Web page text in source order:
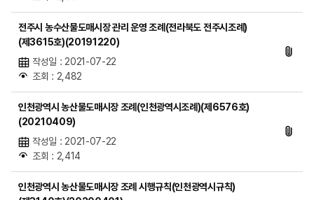
전주시 농수산물도매시장 관리 운영 조례(전라북도 전주시조례)
(제3615호)(20191220)
작성일 : 2021-07-22
조회 : 2,482
인천광역시 농산물도매시장 조례(인천광역시조례)(제6576호)
(20210409)
작성일 : 2021-07-22
조회 : 2,414
인천광역시 농산물도매시장 조례 시행규칙(인천광역시규칙)